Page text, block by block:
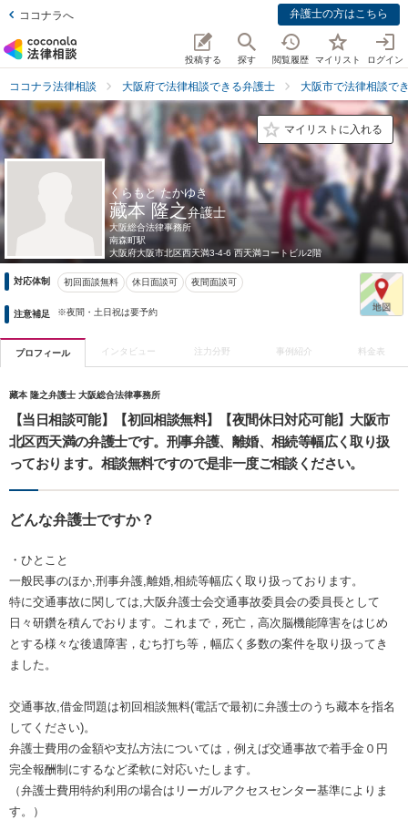
ココナラへ 弁護士の方はこちら
投稿する 探す 閲覧履歴 マイリスト ログイン
ココナラ法律相談 大阪府で法律相談できる弁護士 大阪市で法律相談で
マイリストに入れる
くらもと たかゆき
藏本 隆之弁護士
大阪総合法律事務所
南森町駅
大阪府大阪市北区西天満3-4-6 西天満コートビル2階
対応体制 初回面談無料 休日面談可 夜間面談可
注意補足 ※夜間・土日祝は要予約
プロフィール インタビュー 注力分野 事例紹介 料金表
藏本 隆之弁護士 大阪総合法律事務所
【当日相談可能】【初回相談無料】【夜間休日対応可能】大阪市
北区西天満の弁護士です。刑事弁護、離婚、相続等幅広く取り扱
っております。相談無料ですので是非一度ご相談ください。
どんな弁護士ですか？
・ひとこと
一般民事のほか,刑事弁護,離婚,相続等幅広く取り扱っております。
特に交通事故に関しては,大阪弁護士会交通事故委員会の委員長として
日々研鑽を積んでおります。これまで，死亡，高次脳機能障害をはじめ
とする様々な後遺障害，むち打ち等，幅広く多数の案件を取り扱ってき
ました。
交通事故,借金問題は初回相談無料(電話で最初に弁護士のうち藏本を指名
してください)。
弁護士費用の金額や支払方法については，例えば交通事故で着手金０円
完全報酬制にするなど柔軟に対応いたします。
（弁護士費用特約利用の場合はリーガルアクセスセンター基準によりま
す。）